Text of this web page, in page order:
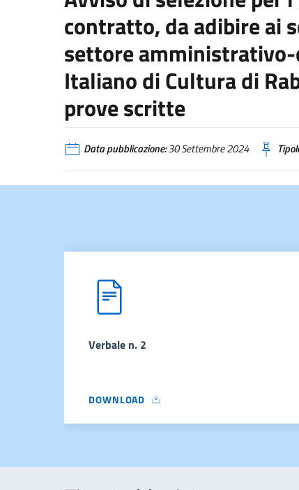
contratto, da adibire ai
settore
Italiano di Cultura di
prove scritte
Data pubblicazione:30 Settembre 2024
Verbale n. 2
DOWNLOAD
VERBALE N. 2